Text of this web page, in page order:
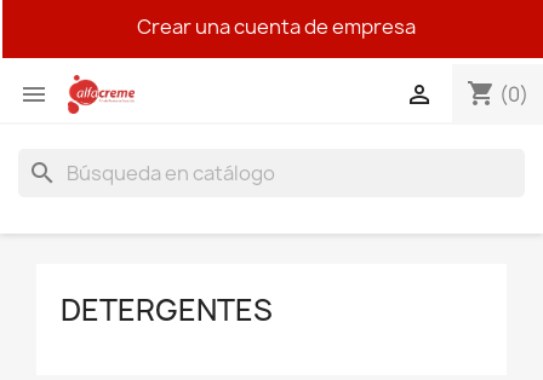
Crear una cuenta de empresa
 shopping_cart (0)

search
DETERGENTES